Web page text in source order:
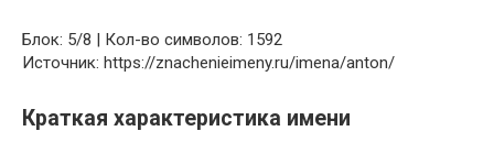
Блок: 5/8 | Кол-во символов: 1592
Источник: https://znachenieimeny.ru/imena/anton/
Краткая характеристика имени